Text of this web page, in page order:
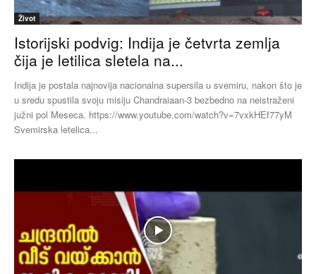
Život
Istorijski podvig: Indija je četvrta zemlja
čija je letilica sletela na...
Indija je postala najnovija nacionalna supersila u svemiru, nakon što je
u sredu spustila svoju misiju Chandraiaan-3 bezbedno na neistraženi
južni pol Meseca. https://www.youtube.com/watch?v=7vxkHEf77yM
Svemirska letelica...